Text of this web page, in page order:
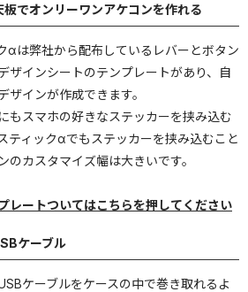
でオンリーワンアケコンを作れる
αは弊社から配布しているレバーとボタン
ザインシートのテンプレートがあり、自
インが作成できます。
もスマホの好きなステッカーを挟み込む
ティックαでもステッカーを挟み込むこと
のカスタマイズ幅は大きいです。
レートついてはこちらを押してください
ケーブル
ケーブルをケースの中で巻き取れるよ